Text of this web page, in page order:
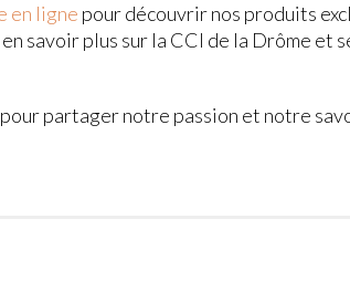
en ligne pour découvrir nos produits
savoir plus sur la CCI de la Drôme et
partager notre passion et notre